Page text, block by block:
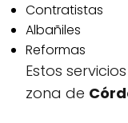
Contratistas
Albañiles
Reformas
Estos
zona de